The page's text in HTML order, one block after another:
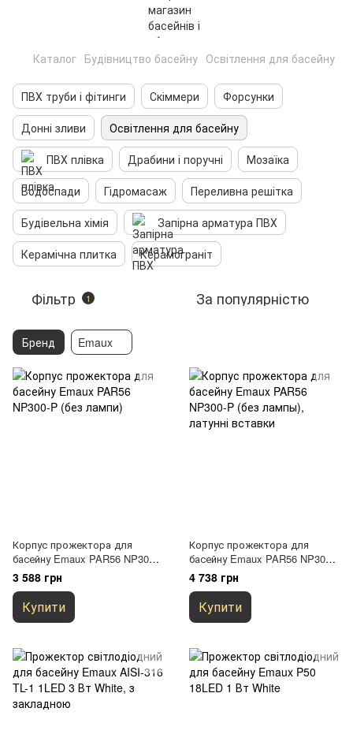
Каталог Будівництво басейну Освітлення для басейну
ПВХ труби і фітинги Скіммери
Форсунки
Донні зливи
Освітлення для басейну
ПВХ плівка
Драбини і поручні
Мозаїка
Водоспади
Гідромасаж
Переливна решітка
Будівельна хімія
Запірна арматура ПВХ
Керамічна плитка
Керамограніт
Фільтр 1 За популярністю
Бренд Emaux
Корпус прожектора для
басейну Emaux PAR56 NP300-
P (без лампи)
3 588 грн
Купити
Корпус прожектора для
басейну Emaux PAR56 NP300-
P (без лампы), латунні
вставки
4 738 грн
Купити